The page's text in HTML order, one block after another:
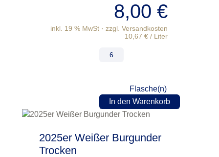
8,00€
inkl. 19 % MwSt
10,67€ / Liter
Flasche(n)
In den Warenkorb
2025er Weißer Burgunder
Trocken